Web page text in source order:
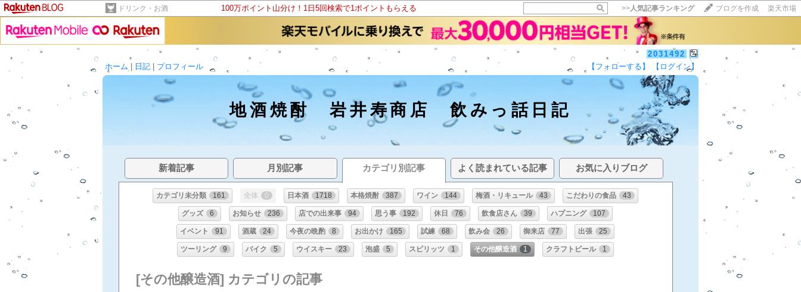
ドリンク・お酒 100万ポイント山分け！1日5回検索で1ポイントもらえる >>人気記事ランキング ブログを作成 楽天市場
2031492
ホーム
日記 プロフィール 【フォローする】 【ログイン】
地酒焼酎 岩井寿商店 飲みっ話日記
新着記事 月別記事 カテゴリ別記事 よく読まれている記事 お気に入りブログ
カテゴリ未分類 161 全体 0 日本酒 1718 本格焼酎 387 ワイン 144 梅酒・リキュール 43 こだわりの食品 43
グッズ 6 お知らせ 236 店での出来事 94 思う事 192 休日 76 飲食店さん 39 ハプニング 107
イベント 91 酒蔵 24 今夜の晩酌 8 お出かけ 165 試練 68 飲み会 26 御来店 77 出張 25
ツーリング 9 バイク 5 ウイスキー 23 泡盛 5 スピリッツ 1 その他醸造酒 1 クラフトビール 1
[その他醸造酒] カテゴリの記事